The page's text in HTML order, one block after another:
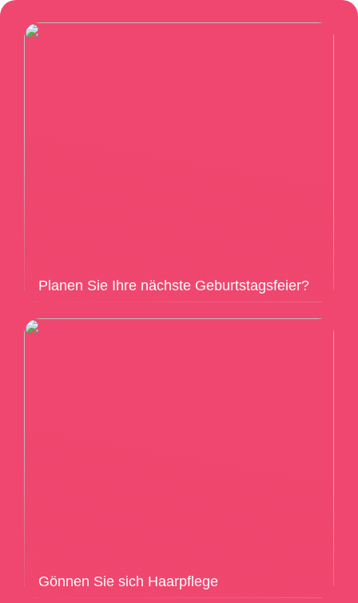
Planen Sie Ihre nächste Geburtstagsfeier?
Gönnen Sie sich Haarpflege